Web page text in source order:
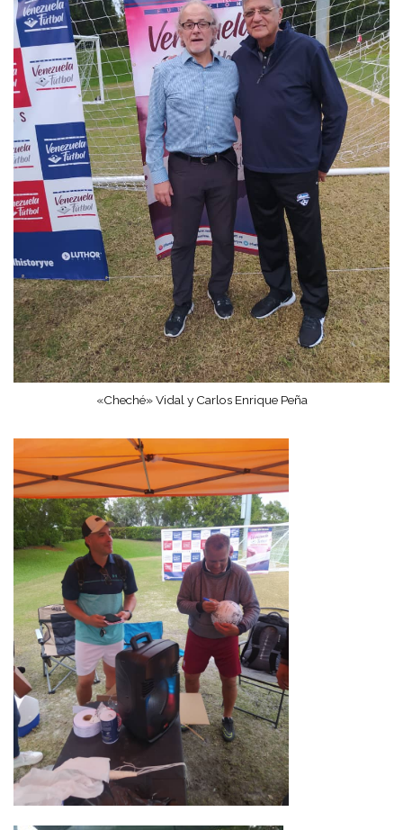
«Cheché» Vidal y Carlos Enrique Peña